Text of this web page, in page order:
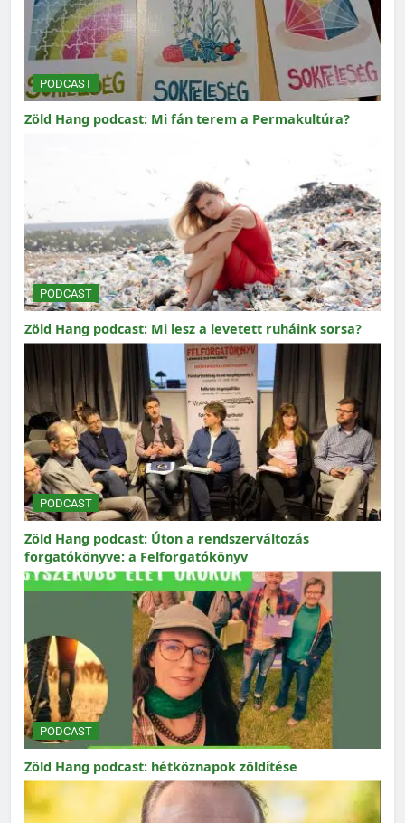
PODCAST
Zöld Hang podcast: Mi fán terem a Permakultúra?
PODCAST
Zöld Hang podcast: Mi lesz a levetett ruháink sorsa?
PODCAST
Zöld Hang podcast: Úton a rendszerváltozás
forgatókönyve: a Felforgatókönyv
PODCAST
Zöld Hang podcast: hétköznapok zöldítése